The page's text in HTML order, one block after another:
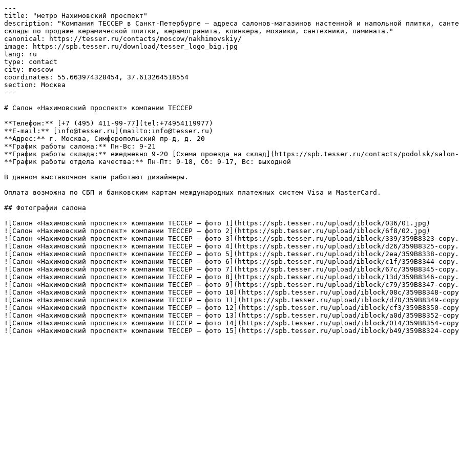
---
title: "метро Нахимовский проспект"
description: "Компания ТЕССЕР в Санкт-Петербурге – адреса салонов-магазинов настенной и напольной плитки,
склады по продаже керамической плитки, керамогранита, клинкера, мозаики, сантехники, ламината."
canonical: https://tesser.ru/contacts/moscow/nakhimovskiy/
image: https://spb.tesser.ru/download/tesser_logo_big.jpg
lang: ru
type: contact
city: moscow
coordinates: 55.663974328454, 37.613264518554
section: Москва
---
# Салон «Нахимовский проспект» компании ТЕССЕР
**Телефон:** [+7 (495) 411-99-77](tel:+74954119977)
**E-mail:** [info@tesser.ru](mailto:info@tesser.ru)
**Адрес:** г. Москва, Симферопольский пр-д, д. 20
**График работы салона:** Пн-Вс: 9-21
**График работы склада:** ежедневно 9-20 [Схема проезда на склад](https://spb.tesser.ru/contacts/podolsk/salon-
**График работы отдела качества:** Пн-Пт: 9-18, Сб: 9-17, Вс: выходной
В данном выставочном зале работают дизайнеры.
Оплата возможна по СБП и банковским картам международных платежных систем Visa и MasterCard.
## Фотографии салона
![Салон «Нахимовский проспект» компании ТЕССЕР — фото 1](https://spb.tesser.ru/upload/iblock/036/01.jpg)
![Салон «Нахимовский проспект» компании ТЕССЕР — фото 2](https://spb.tesser.ru/upload/iblock/6f8/02.jpg)
![Салон «Нахимовский проспект» компании ТЕССЕР — фото 3](https://spb.tesser.ru/upload/iblock/339/359B8323-
![Салон «Нахимовский проспект» компании ТЕССЕР — фото 4](https://spb.tesser.ru/upload/iblock/d26/359B8325-
![Салон «Нахимовский проспект» компании ТЕССЕР — фото 5](https://spb.tesser.ru/upload/iblock/2ea/359B8338-
![Салон «Нахимовский проспект» компании ТЕССЕР — фото 6](https://spb.tesser.ru/upload/iblock/c1f/359B8344-
![Салон «Нахимовский проспект» компании ТЕССЕР — фото 7](https://spb.tesser.ru/upload/iblock/67c/359B8345-
![Салон «Нахимовский проспект» компании ТЕССЕР — фото 8](https://spb.tesser.ru/upload/iblock/13d/359B8346-
![Салон «Нахимовский проспект» компании ТЕССЕР — фото 9](https://spb.tesser.ru/upload/iblock/c79/359B8347-
![Салон «Нахимовский проспект» компании ТЕССЕР — фото 10](https://spb.tesser.ru/upload/iblock/08c/359B8348-
![Салон «Нахимовский проспект» компании ТЕССЕР — фото 11](https://spb.tesser.ru/upload/iblock/d70/359B8349-
![Салон «Нахимовский проспект» компании ТЕССЕР — фото 12](https://spb.tesser.ru/upload/iblock/cf3/359B8350-
![Салон «Нахимовский проспект» компании ТЕССЕР — фото 13](https://spb.tesser.ru/upload/iblock/a0d/359B8352-
![Салон «Нахимовский проспект» компании ТЕССЕР — фото 14](https://spb.tesser.ru/upload/iblock/014/359B8354-
![Салон «Нахимовский проспект» компании ТЕССЕР — фото 15](https://spb.tesser.ru/upload/iblock/b49/359B8324-